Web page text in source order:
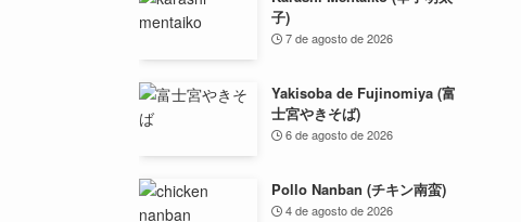
子)
7 de agosto de 2026
Yakisoba de Fujinomiya (富
士宮やきそば)
6 de agosto de 2026
Pollo Nanban (チキン南蛮)
4 de agosto de 2026